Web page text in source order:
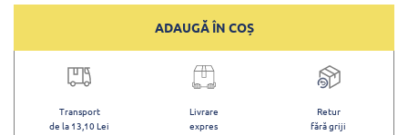
ADAUGĂ ÎN COȘ
Transport
de la 13,10 Lei
Livrare
expres
Retur
fără griji